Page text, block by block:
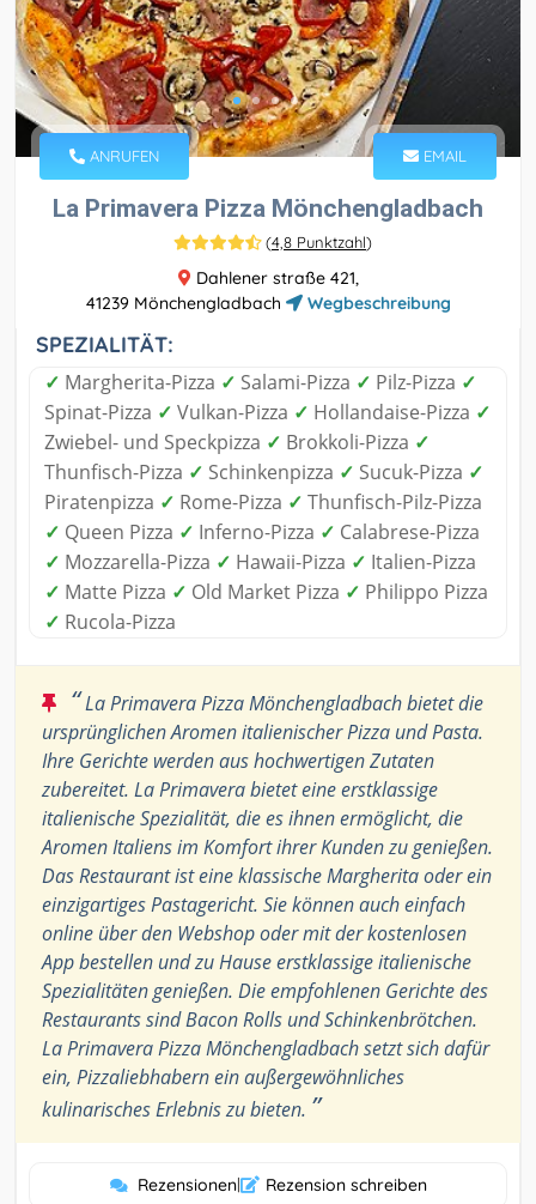
ANRUFEN EMAIL
La Primavera Pizza Mönchengladbach
(4,8 Punktzahl)
Dahlener straße 421,
41239 Mönchengladbach
Wegbeschreibung
SPEZIALITÄT:
✓ Margherita-Pizza ✓ Salami-Pizza ✓ Pilz-Pizza ✓
Spinat-Pizza ✓ Vulkan-Pizza ✓ Hollandaise-Pizza ✓
Zwiebel- und Speckpizza ✓ Brokkoli-Pizza ✓
Thunfisch-Pizza ✓ Schinkenpizza ✓ Sucuk-Pizza ✓
Piratenpizza ✓ Rome-Pizza ✓ Thunfisch-Pilz-Pizza
✓ Queen Pizza ✓ Inferno-Pizza ✓ Calabrese-Pizza
✓ Mozzarella-Pizza ✓ Hawaii-Pizza ✓ Italien-Pizza
✓ Matte Pizza ✓ Old Market Pizza ✓ Philippo Pizza
✓ Rucola-Pizza
“La Primavera Pizza Mönchengladbach bietet die
ursprünglichen Aromen italienischer Pizza und Pasta.
Ihre Gerichte werden aus hochwertigen Zutaten
zubereitet. La Primavera bietet eine erstklassige
italienische Spezialität, die es ihnen ermöglicht, die
Aromen Italiens im Komfort ihrer Kunden zu genießen.
Das Restaurant ist eine klassische Margherita oder ein
einzigartiges Pastagericht. Sie können auch einfach
online über den Webshop oder mit der kostenlosen
App bestellen und zu Hause erstklassige italienische
Spezialitäten genießen. Die empfohlenen Gerichte des
Restaurants sind Bacon Rolls und Schinkenbrötchen.
La Primavera Pizza Mönchengladbach setzt sich dafür
ein, Pizzaliebhabern ein außergewöhnliches
kulinarisches Erlebnis zu bieten. ”
Rezensionen| Rezension schreiben